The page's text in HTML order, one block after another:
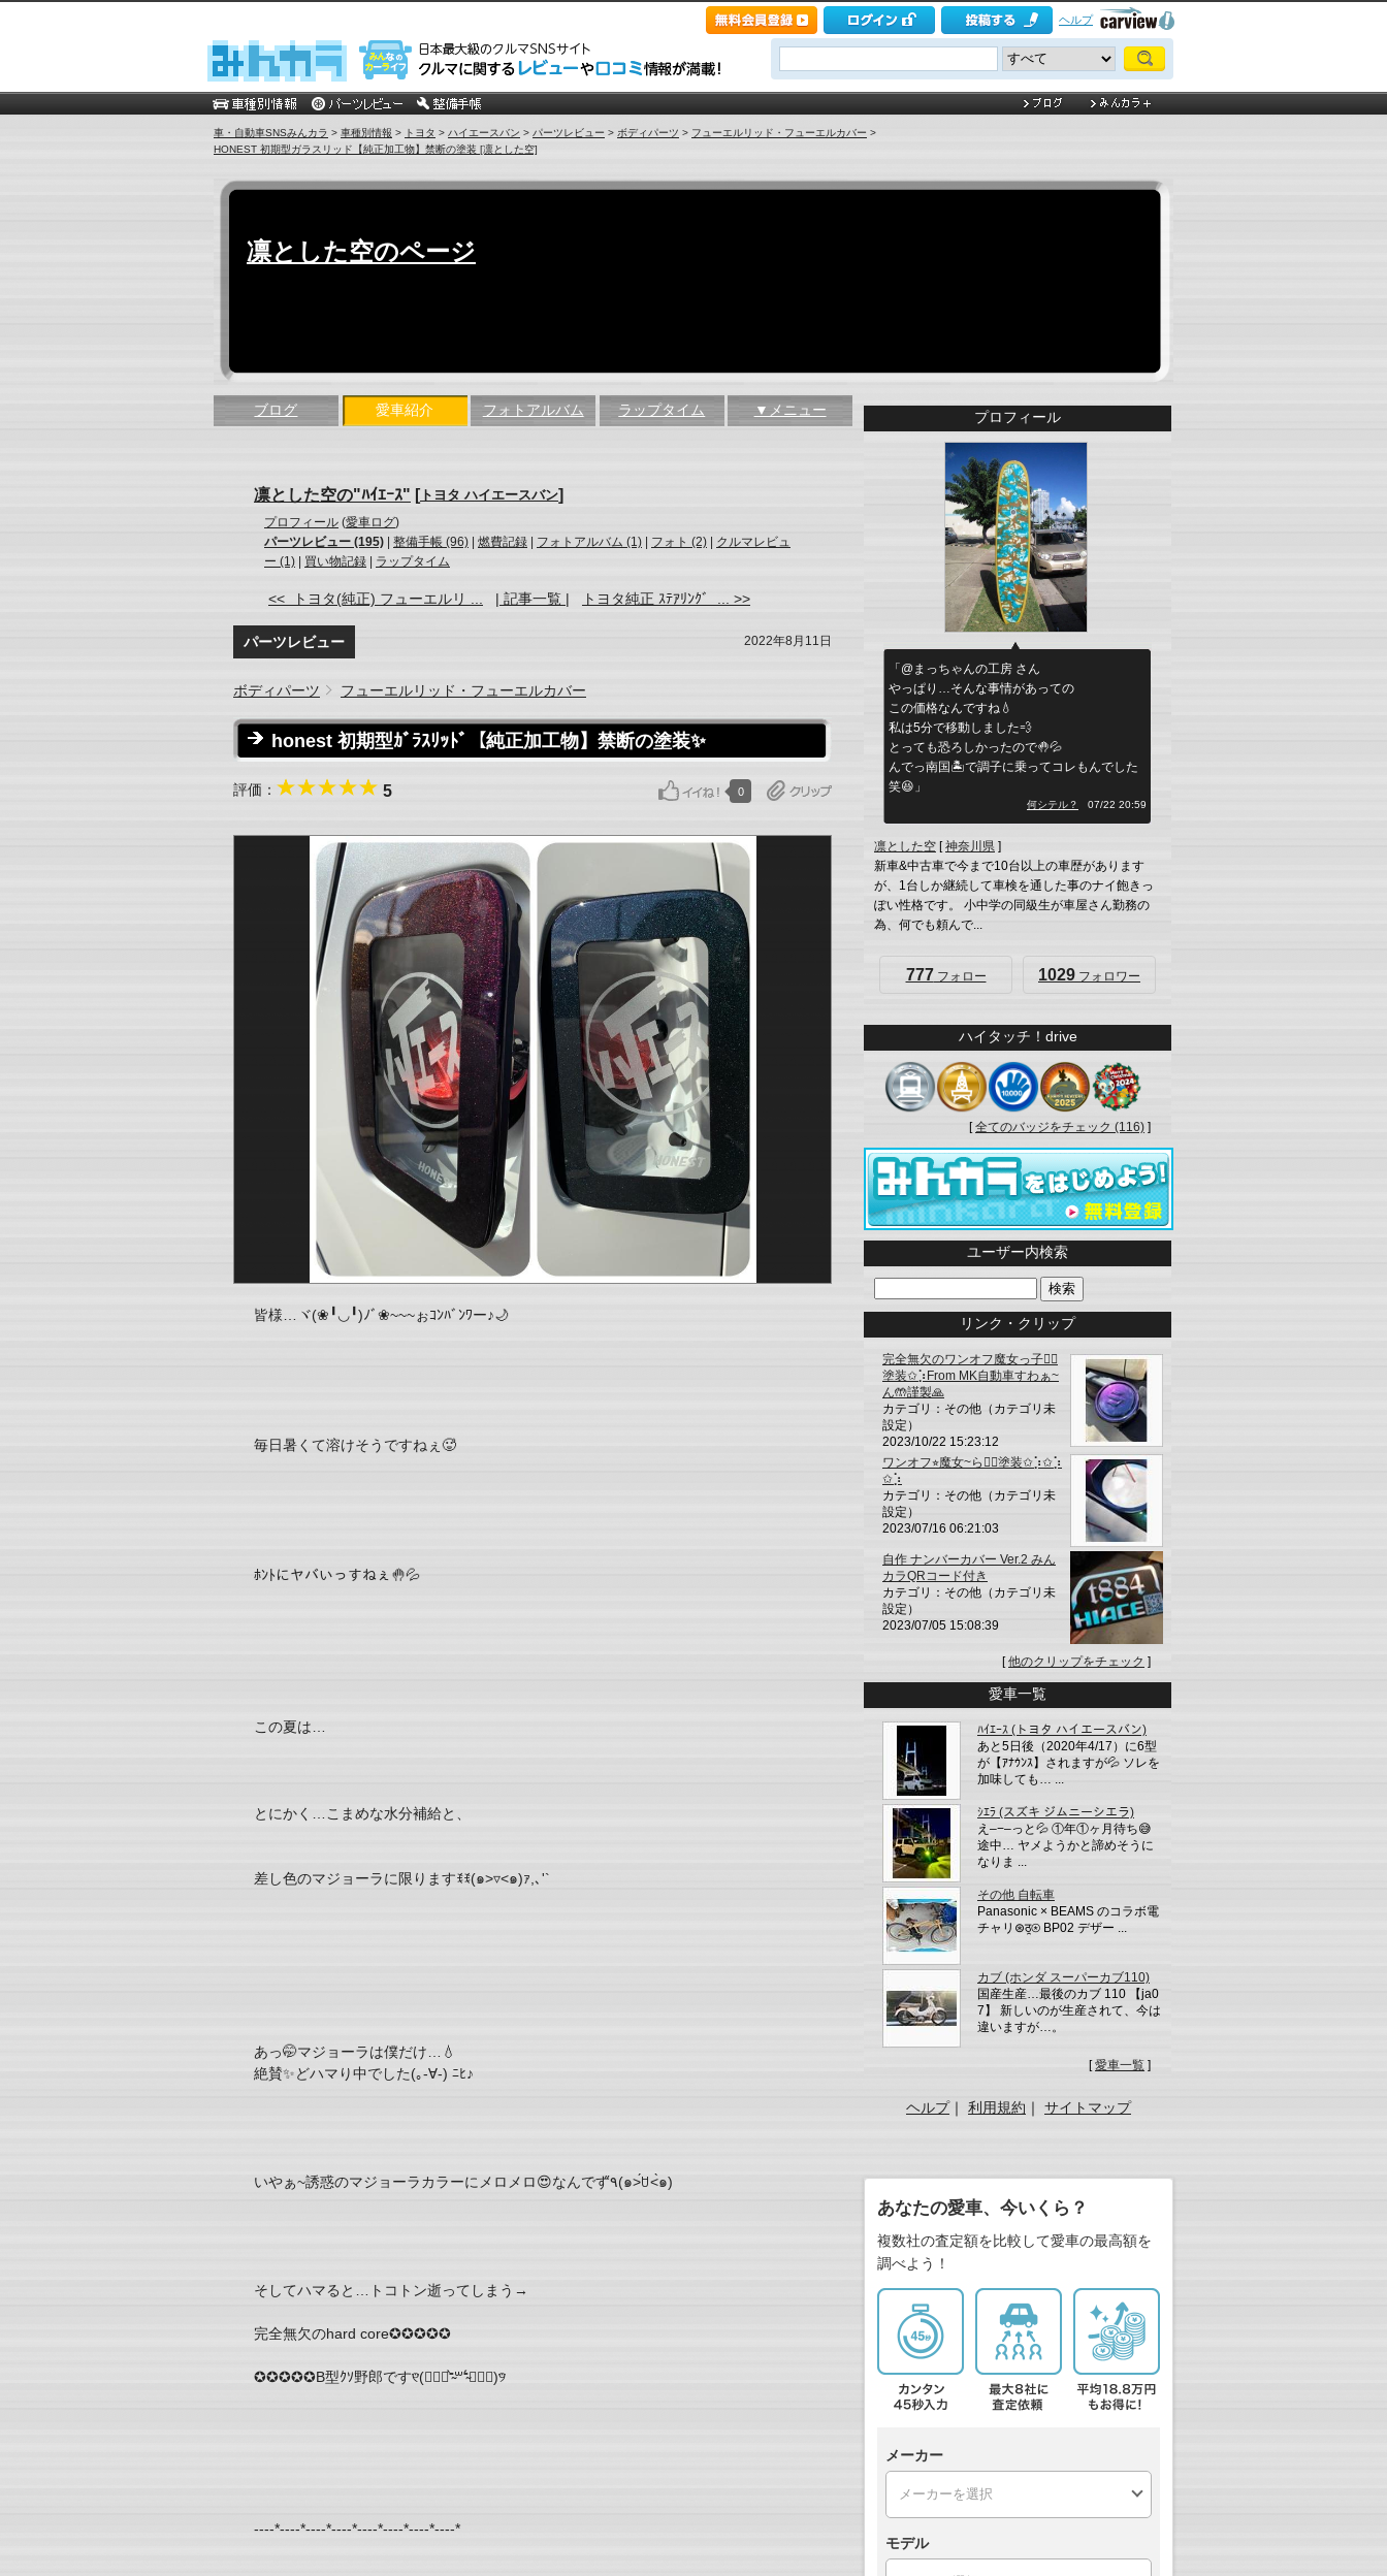
ヘルプ
車・自動車SNSみんカラ > 車種別情報 > トヨタ > ハイエースバン > パーツレビュー > ボディパーツ > フューエルリッド・フューエルカバー >
HONEST 初期型ガラスリッド【純正加工物】禁断の塗装 [凛とした空]
凛とした空のページ
ブログ 愛車紹介 フォトアルバム ラップタイム ▼メニュー
凛とした空の"ﾊｲｴｰｽ" [ トヨタ ハイエースバン]
プロフィール (愛車ログ)
パーツレビュー (195)
整備手帳 (96) 燃費記録 フォトアルバム (1) フォト (2)
クルマレビュ
ー (1)
買い物記録 ラップタイム
<< トヨタ(純正) フューエルリ ... | 記事一覧 | トヨタ純正 ｽﾃｱﾘﾝｸﾞ ... >>
パーツレビュー 2022年8月11日
ボディパーツ フューエルリッド・フューエルカバー
honest 初期型ｶﾞﾗｽﾘｯﾄﾞ【純正加工物】禁断の塗装✨
評価： 5 0
皆様…ヾ(❀╹◡╹)ﾉﾞ❀~~~ぉｺﾝﾊﾞﾝﾜー♪🌙
毎日暑くて溶けそうですねぇ🥵
ﾎﾝﾄにヤバいっすねぇ🤚💦
この夏は…
とにかく…こまめな水分補給と、
差し色のマジョーラに限りますꉂꉂ(๑˃▿︎˂๑)ｧ,､'`
あっ🤭マジョーラは僕だけ…💧
絶賛✨どハマり中でした(｡-∀︎-) ﾆﾋ♪︎
いやぁ~誘惑のマジョーラカラーにメロメロ😍なんです٩̋(๑˃́ꇴ˂̀๑)
そしてハマると…トコトン逝ってしまう→
完全無欠のhard core✪︎✪︎✪︎✪︎✪︎
✪︎✪︎✪︎✪︎✪︎B型ｸｿ野郎です୧⃛(๑⃙⃘⁼̴̀꒳⁼̴́๑⃙⃘)୨⃛
----*----*----*----*----*----*----*----*
プロフィール
「@まっちゃんの工房 さん
やっぱり…そんな事情があっての
この価格なんですね💧
私は5分で移動しました💨
とっても恐ろしかったので🤚💦
んでっ南国🏝️で調子に乗ってコレもんでした
笑😆」
何シテル？ 07/22 20:59
凛とした空 [神奈川県 ]
新車&中古車で今まで10台以上の車歴があります
が、1台しか継続して車検を通した事のナイ飽きっ
ぽい性格です。 小中学の同級生が車屋さん勤務の
為、何でも頼んで...
777 フォロー 1029 フォロワー
ハイタッチ！drive
[全てのバッジをチェック (116) ]
ユーザー内検索
リンク・クリップ
完全無欠のワンオフ魔女っ子🦹‍♀️
塗装✩︎⡱From MK自動車すわぁ~
ん🤲謹製🙏
カテゴリ：その他（カテゴリ未
設定）
2023/10/22 15:23:12
ワンオフ⭐︎魔女~ら🧙‍♀️塗装✩︎⡱✩︎⡱
✩︎⡱
カテゴリ：その他（カテゴリ未
設定）
2023/07/16 06:21:03
自作 ナンバーカバー Ver.2 みん
カラQRコード付き
カテゴリ：その他（カテゴリ未
設定）
2023/07/05 15:08:39
[他のクリップをチェック ]
愛車一覧
ﾊｲｴｰｽ (トヨタ ハイエースバン)
あと5日後（2020年4/17）に6型
が【ｱﾅｳﾝｽ】されますが💦 ソレを
加味しても… ...
ｼｴﾗ (スズキ ジムニーシエラ)
え–−–っと💦 ①年①ヶ月待ち😅
途中… ヤメようかと諦めそうに
なりま ...
その他 自転車
Panasonic × BEAMS のコラボ電
チャリ⊛ठ̯⊛ BP02 デザー ...
カブ (ホンダ スーパーカブ110)
国産生産…最後のカブ 110 【ja0
7】 新しいのが生産されて、今は
違いますが…。
[愛車一覧 ]
ヘルプ｜ 利用規約 ｜ サイトマップ
あなたの愛車、今いくら？
複数社の査定額を比較して愛車の最高額を
調べよう！
メーカー
モデル